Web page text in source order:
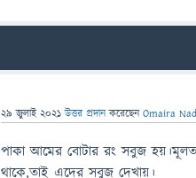
29 জুলাই 2021 উত্তর প্রদান করেছেনOmaira
পাকা আমের বোটার রং সবুজ হয়।মূলত
থাকে,তাই এদের সবুজ দেখায়।